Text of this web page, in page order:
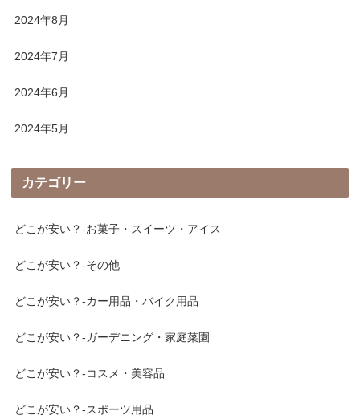
2024年8月
2024年7月
2024年6月
2024年5月
カテゴリー
どこが安い？-お菓子・スイーツ・アイス
どこが安い？-その他
どこが安い？-カー用品・バイク用品
どこが安い？-ガーデニング・家庭菜園
どこが安い？-コスメ・美容品
どこが安い？-スポーツ用品